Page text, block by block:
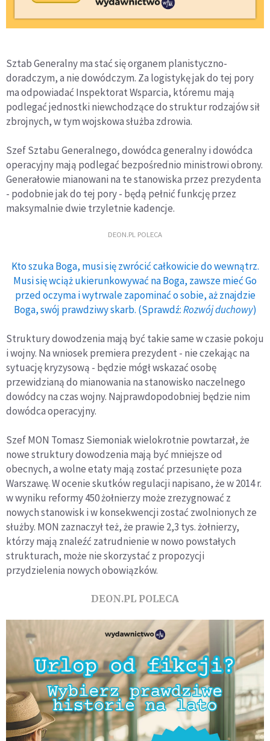
Sztab Generalny ma stać się organem planistyczno-
doradczym, a nie dowódczym. Za logistykę jak do tej pory
ma odpowiadać Inspektorat Wsparcia, któremu mają
podlegać jednostki niewchodzące do struktur rodzajów sił
zbrojnych, w tym wojskowa służba zdrowia.
Szef Sztabu Generalnego, dowódca generalny i dowódca
operacyjny mają podlegać bezpośrednio ministrowi obrony.
Generałowie mianowani na te stanowiska przez prezydenta
- podobnie jak do tej pory - będą pełnić funkcję przez
maksymalnie dwie trzyletnie kadencje.
DEON.PL POLECA
Kto szuka Boga, musi się zwrócić całkowicie do wewnątrz.
Musi się wciąż ukierunkowywać na Boga, zawsze mieć Go
przed oczyma i wytrwale zapominać o sobie, aż znajdzie
Boga, swój prawdziwy skarb. (Sprawdź:Rozwój duchowy)
Struktury dowodzenia mają być takie same w czasie pokoju
i wojny. Na wniosek premiera prezydent - nie czekając na
sytuację kryzysową - będzie mógł wskazać osobę
przewidzianą do mianowania na stanowisko naczelnego
dowódcy na czas wojny. Najprawdopodobniej będzie nim
dowódca operacyjny.
Szef MON Tomasz Siemoniak wielokrotnie powtarzał, że
nowe struktury dowodzenia mają być mniejsze od
obecnych, a wolne etaty mają zostać przesunięte poza
Warszawę. W ocenie skutków regulacji napisano, że w 2014 r.
w wyniku reformy 450 żołnierzy może zrezygnować z
nowych stanowisk i w konsekwencji zostać zwolnionych ze
służby. MON zaznaczył też, że prawie 2,3 tys. żołnierzy,
którzy mają znaleźć zatrudnienie w nowo powstałych
strukturach, może nie skorzystać z propozycji
przydzielenia nowych obowiązków.
DEON.PL POLECA